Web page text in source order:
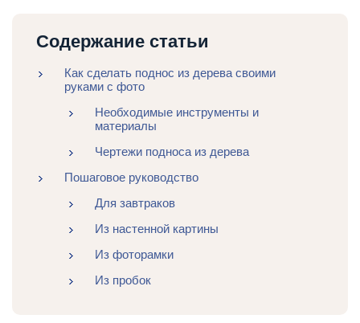
Содержание статьи
Как сделать поднос из дерева своими
руками с фото
Необходимые инструменты и
материалы
Чертежи подноса из дерева
Пошаговое руководство
Для завтраков
Из настенной картины
Из фоторамки
Из пробок